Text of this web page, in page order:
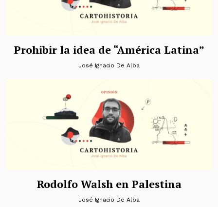
Prohibir la idea de “América Latina”
José Ignacio De Alba
Rodolfo Walsh en Palestina
José Ignacio De Alba